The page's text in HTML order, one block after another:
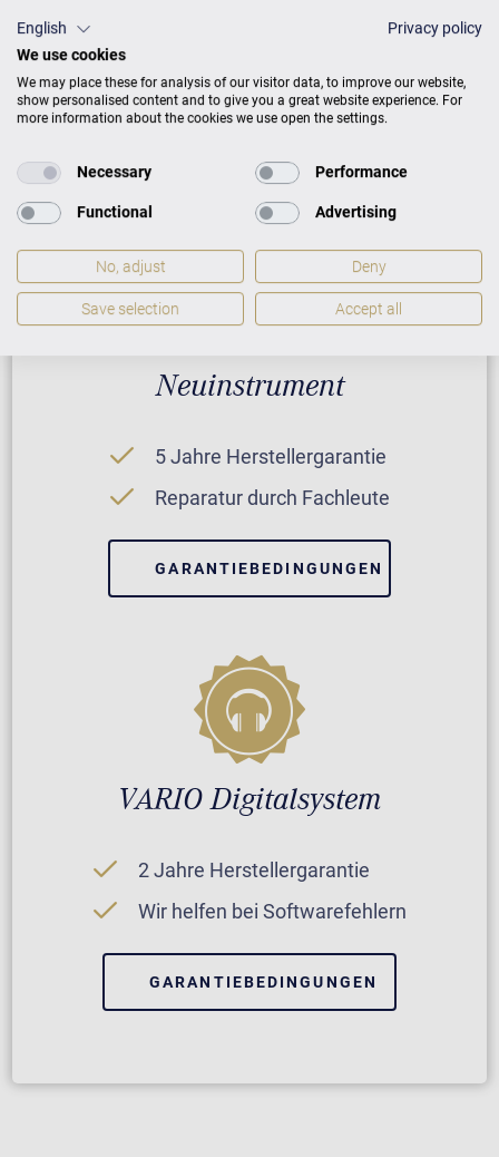
PREISLISTE HERUNTERLADEN
Neuinstrument
5 Jahre Herstellergarantie
Reparatur durch Fachleute
GARANTIEBEDINGUNGEN
VARIO Digitalsystem
2 Jahre Herstellergarantie
Wir helfen bei Softwarefehlern
GARANTIEBEDINGUNGEN
English
Privacy policy
We use cookies
We may place these for analysis of our visitor data, to improve our website,
show personalised content and to give you a great website experience. For
more information about the cookies we use open the settings.
Necessary Performance
Functional Advertising
No, adjust Deny
Save selection Accept all